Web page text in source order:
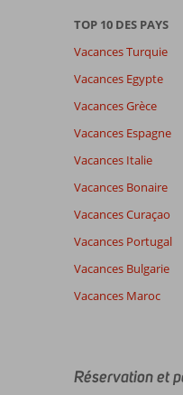
avis.
TOP 10 DES PAYS
Vacances Turquie
Vacances Egypte
Vacances Grèce
Vacances Espagne
Vacances Italie
Vacances Bonaire
Vacances Curaçao
Vacances Portugal
Vacances Bulgarie
Vacances Maroc
Réservation et